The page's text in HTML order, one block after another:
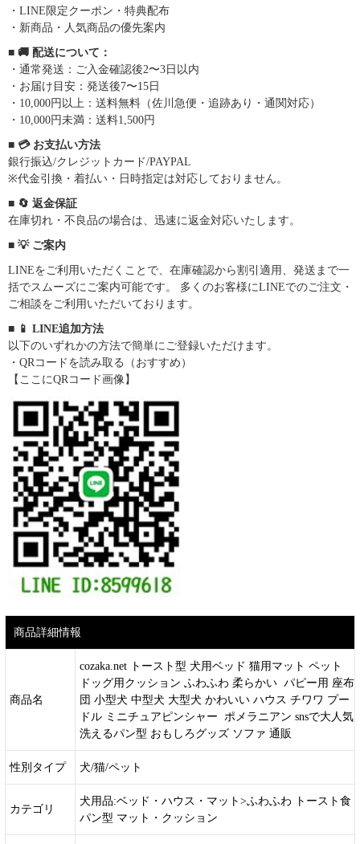
・LINE限定クーポン・特典配布
・新商品・人気商品の優先案内
■ 🚚 配送について：
・通常発送：ご入金確認後2〜3日以内
・お届け目安：発送後7〜15日
・10,000円以上：送料無料（佐川急便・追跡あり・通関対応）
・10,000円未満：送料1,500円
■ 💳 お支払い方法
銀行振込/クレジットカード/PAYPAL
※代金引換・着払い・日時指定は対応しておりません。
■ 🔄 返金保証
在庫切れ・不良品の場合は、迅速に返金対応いたします。
■ 💡 ご案内
LINEをご利用いただくことで、在庫確認から割引適用、発送まで一
括でスムーズにご案内可能です。 多くのお客様にLINEでのご注文・
ご相談をご利用いただいております。
■ 📱 LINE追加方法
以下のいずれかの方法で簡単にご登録いただけます。
・QRコードを読み取る（おすすめ）
【ここにQRコード画像】
商品詳細情報
商品名
cozaka.net トースト型 犬用ベッド 猫用マット ペット
ドッグ用クッション ふわふわ 柔らかい パピー用 座布
団 小型犬 中型犬 大型犬 かわいい ハウス チワワ プー
ドル ミニチュアピンシャー ポメラニアン snsで大人気
洗えるパン型 おもしろグッズ ソファ 通販
性別タイプ 犬/猫/ペット
カテゴリ
犬用品:ベッド・ハウス・マット>ふわふわ トースト食
パン型 マット・クッション